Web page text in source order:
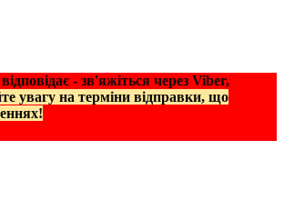
- зв'яжіться через Viber,
увагу на терміни відправки, що